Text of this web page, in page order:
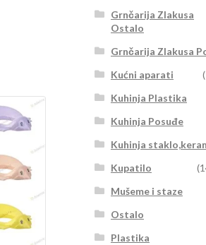
Grnčarija Zlakusa
Ostalo
Grnčarija Zlakusa
Kućni aparati
Kuhinja Plastika
Kuhinja Posuđe
Kuhinja
Kupatilo
Mušeme i staze
Ostalo
Plastika